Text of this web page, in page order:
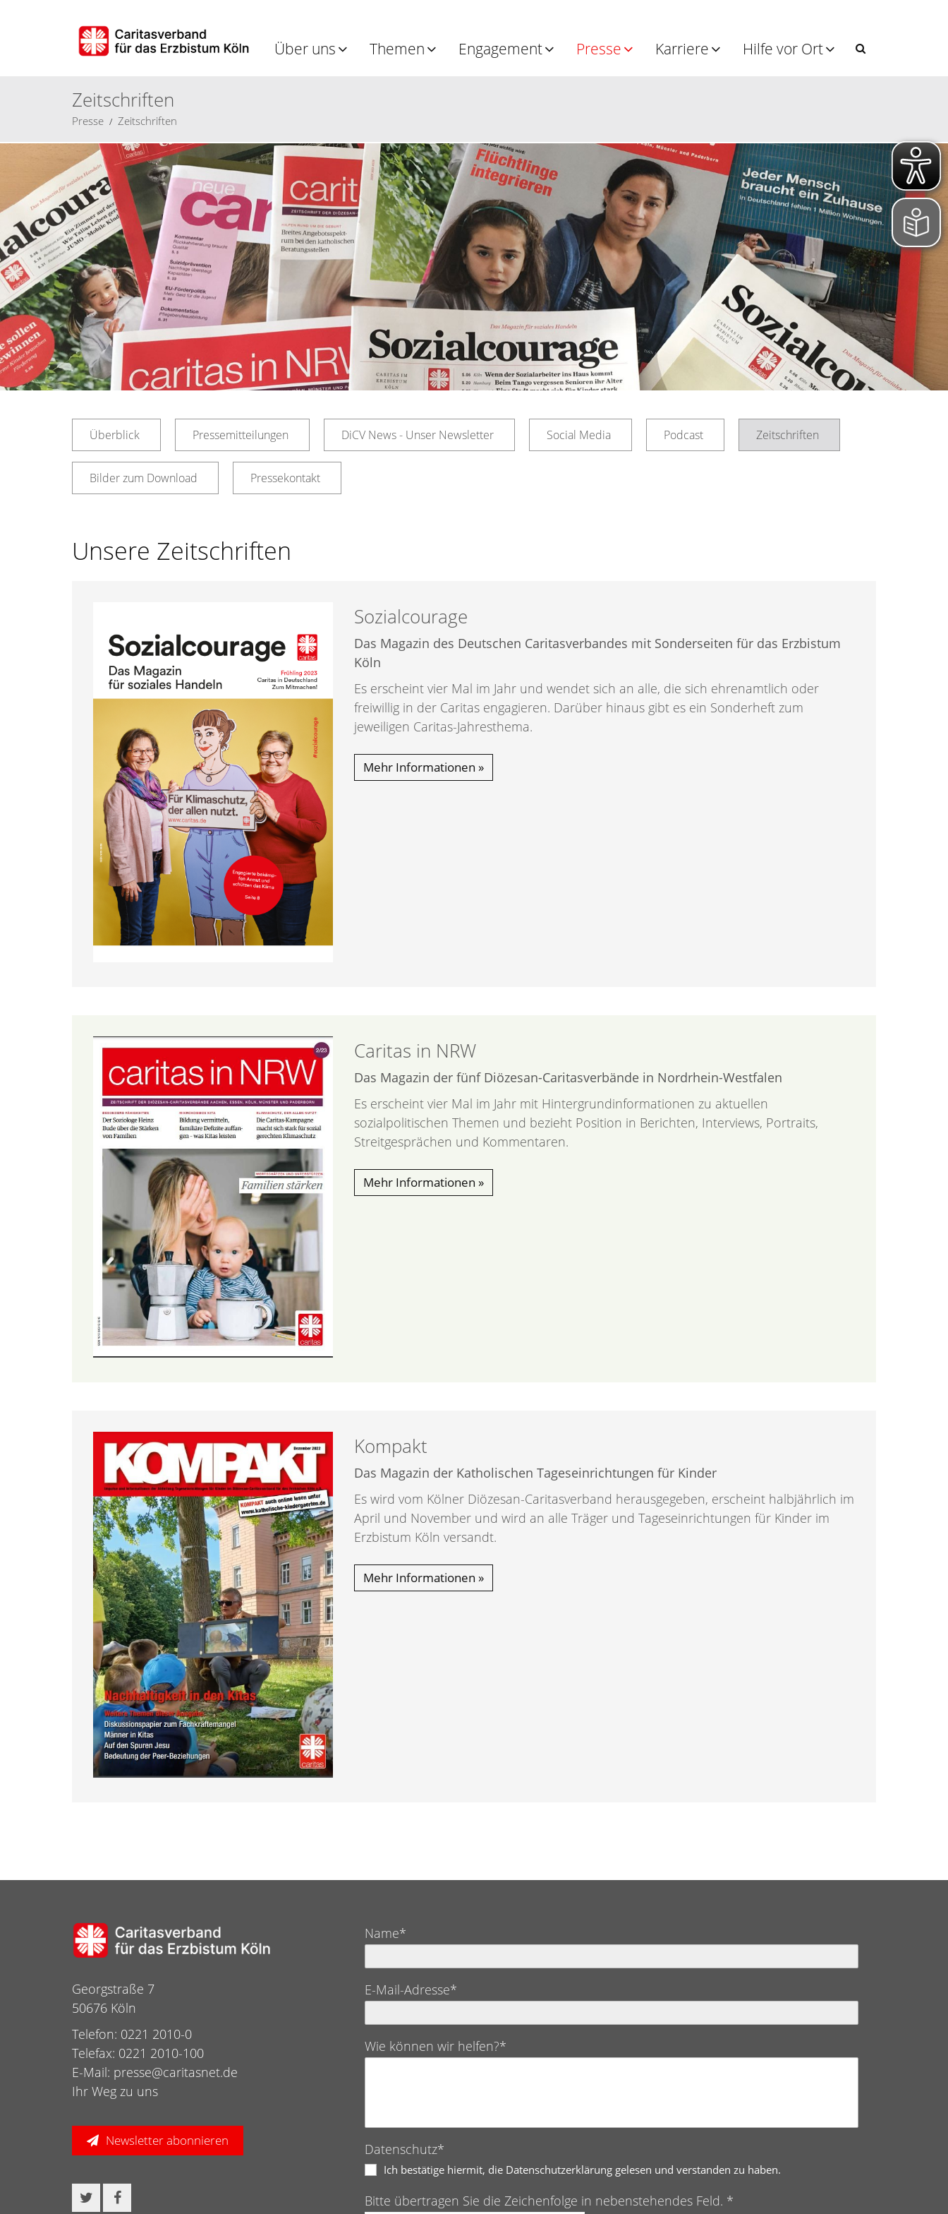
Über uns Themen Engagement Presse Karriere Hilfe vor Ort
Zeitschriften
Presse Zeitschriften
Überblick Pressemitteilungen DiCV News - Unser Newsletter Social Media Podcast Zeitschriften
Bilder zum Download Pressekontakt
Unsere Zeitschriften
Sozialcourage
Das Magazin des Deutschen Caritasverbandes mit Sonderseiten für das Erzbistum
Köln
Es erscheint vier Mal im Jahr und wendet sich an alle, die sich ehrenamtlich oder
freiwillig in der Caritas engagieren. Darüber hinaus gibt es ein Sonderheft zum
jeweiligen Caritas-Jahresthema.
Mehr Informationen
Caritas in NRW
Das Magazin der fünf Diözesan-Caritasverbände in Nordrhein-Westfalen
Es erscheint vier Mal im Jahr mit Hintergrundinformationen zu aktuellen
sozialpolitischen Themen und bezieht Position in Berichten, Interviews, Portraits,
Streitgesprächen und Kommentaren.
Mehr Informationen
Kompakt
Das Magazin der Katholischen Tageseinrichtungen für Kinder
Es wird vom Kölner Diözesan-Caritasverband herausgegeben, erscheint halbjährlich im
April und November und wird an alle Träger und Tageseinrichtungen für Kinder im
Erzbistum Köln versandt.
Mehr Informationen
Georgstraße 7
50676 Köln
Telefon: 0221 2010-0
Telefax: 0221 2010-100
E-Mail: presse@caritasnet.de
Ihr Weg zu uns
Newsletter abonnieren
Name*
E-Mail-Adresse*
Wie können wir helfen?*
Datenschutz*
Ich bestätige hiermit, die Datenschutzerklärung gelesen und verstanden zu haben.
Bitte übertragen Sie die Zeichenfolge in nebenstehendes Feld. *